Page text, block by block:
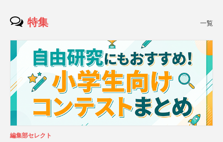
特集 一覧
編集部セレクト